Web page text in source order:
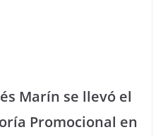
Marín se llevó el
Promocional en